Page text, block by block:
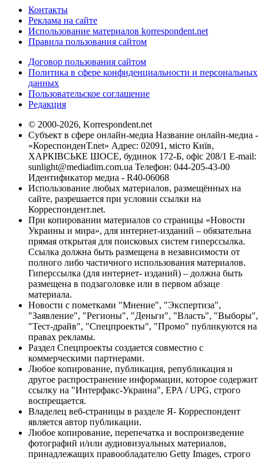
Контакты
Реклама на сайте
Использование материалов korrespondent.net
Правила пользования сайтом
Договор пользования сайтом
Политика в сфере конфиденциальности и персональных
данных
Пользовательское соглашение
Редакция
© 2000-2026, Korrespondent.net
Субъект в сфере онлайн-медиа Название онлайн-медиа -
«КореспонденТ.net» Адрес: 02091, місто Київ,
ХАРКІВСЬКЕ ШОСЕ, будинок 172-Б, офіс 208/1 E-mail:
sunlight@mediadim.com.ua Телефон: 044-205-43-00
Идентификатор медиа - R40-06068
Использование любых материалов, размещённых на
сайте, разрешается при условии ссылки на
Корреспондент.net.
При копировании материалов со страницы «Новости
Украины и мира», для интернет-изданий – обязательна
прямая открытая для поисковых систем гиперссылка.
Ссылка должна быть размещена в независимости от
полного либо частичного использования материалов.
Гиперссылка (для интернет- изданий) – должна быть
размещена в подзаголовке или в первом абзаце
материала.
Новости с пометками "Мнение", "Экспертиза",
"Заявление", "Регионы", "Деньги", "Власть", "Выборы",
"Тест-драйв", "Спецпроекты", "Промо" публикуются на
правах рекламы.
Раздел Спецпроекты создается совместно с
коммерческими партнерами.
Любое копирование, публикация, републикация и
другое распространение информации, которое содержит
ссылку на "Интерфакс-Украина", EPA / UPG, строго
воспрещается.
Владелец веб-страницы в разделе Я- Корреспондент
является автор публикации.
Любое копирование, перепечатка и воспроизведение
фотографий и/или аудиовизуальных материалов,
принадлежащих правообладателю Getty Images, строго